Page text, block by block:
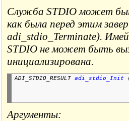
Служба STDIO может
как была перед этим
adi_stdio_Terminate).
STDIO не может быть
инициализирована.
ADI_STDIO_RESULT adi_stdio_Init
Аргументы: